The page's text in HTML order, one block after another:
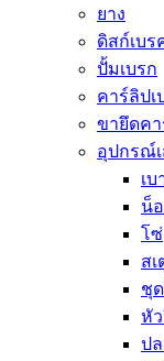
ยาง
ดิสก์เบร
ปั้มเบรก
คาร์ลิปเ
ขายึดคา
อุปกรณ์
เบ
น็
โซ่
สเ
ชุ
หั
ป